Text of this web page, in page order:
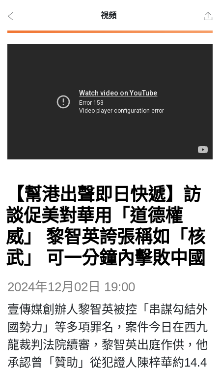
時事
觀點
博客
投票
視頻
昔日
系列
視頻
【幫港出聲即日快遞】訪
談促美對華用「道德權
威」 黎智英誇張稱如「核
武」 可一分鐘內擊敗中國
2024年12月02日 19:00
壹傳媒創辦人黎智英被控「串謀勾結外
國勢力」等多項罪名，案件今日在西九
龍裁判法院續審，黎智英出庭作供，他
承認曾「贊助」從犯證人陳梓華約14.4